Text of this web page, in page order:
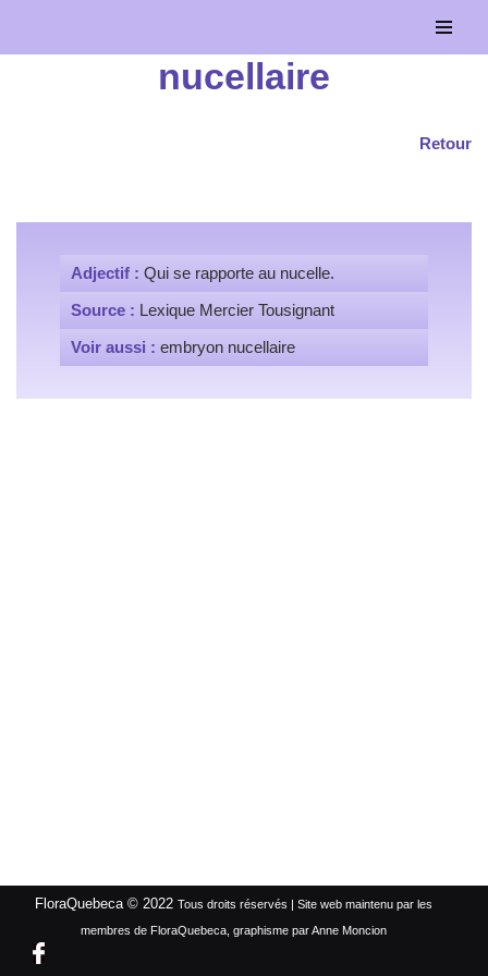
Aller
nucellaire
Retour
Adjectif : Qui se rapporte au nucelle.
Source : Lexique Mercier Tousignant
Voir aussi : embryon nucellaire
FloraQuebeca © 2022 Tous droits réservés | Site web maintenu par les
membres de FloraQuebeca, graphisme par Anne Moncion